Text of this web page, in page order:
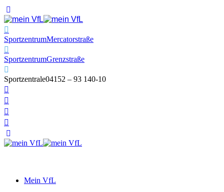
SportzentrumMercatorstraße
SportzentrumGrenzstraße
Sportzentrale04152 – 93 140-10
Mein VfL